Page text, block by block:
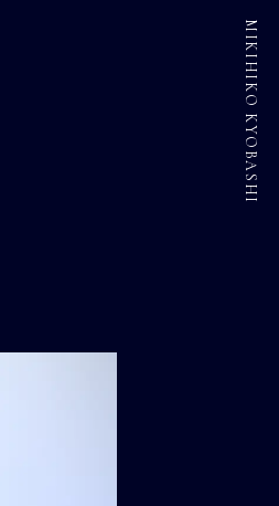
MIKIHIKO KYOBASHI